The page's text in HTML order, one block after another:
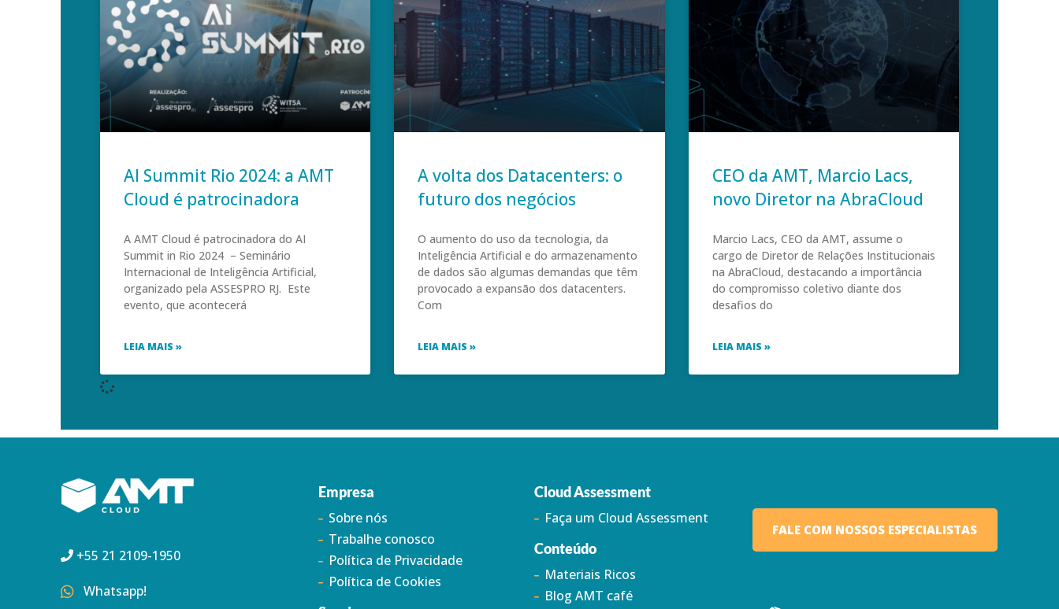
AI Summit Rio 2024: a AMT
Cloud é patrocinadora
A AMT Cloud é patrocinadora do AI
Summit in Rio 2024 – Seminário
Internacional de Inteligência Artificial,
organizado pela ASSESPRO RJ. Este
evento, que acontecerá
LEIA MAIS »
A volta dos Datacenters: o
futuro dos negócios
O aumento do uso da tecnologia, da
Inteligência Artificial e do armazenamento
de dados são algumas demandas que têm
provocado a expansão dos datacenters.
Com
LEIA MAIS »
CEO da AMT, Marcio Lacs,
novo Diretor na AbraCloud
Marcio Lacs, CEO da AMT, assume o
cargo de Diretor de Relações Institucionais
na AbraCloud, destacando a importância
do compromisso coletivo diante dos
desafios do
LEIA MAIS »
+55 21 2109-1950
Whatsapp!
Empresa
Sobre nós
Trabalhe conosco
Política de Privacidade
Política de Cookies
Cloud Assessment
Faça um Cloud Assessment
Conteúdo
Materiais Ricos
Blog AMT café
FALE COM NOSSOS ESPECIALISTAS